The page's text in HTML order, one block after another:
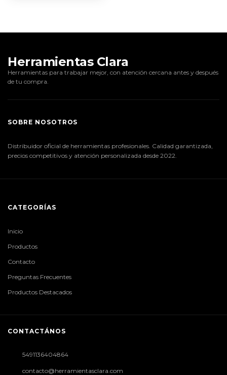
Herramientas Clara
Herramientas para trabajar mejor, con atención cercana antes y después
de tu compra.
SOBRE NOSOTROS
Distribuidor oficial de herramientas profesionales. Calidad garantizada,
precios competitivos y atención personalizada desde 2022.
CATEGORÍAS
Inicio
Productos
Contacto
Preguntas Frecuentes
Productos Destacados
CONTACTÁNOS
5491136404864
contacto@herramientasclara.com